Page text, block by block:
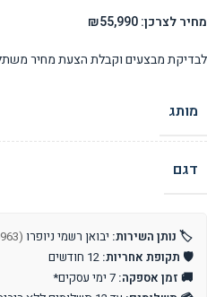
מחיר לצרכן: ₪55,990
לבדיקת מבצעים וקבלת הצעת מחיר
מותג
דגם
🏷️ נותן השירות: יבואן רשמי ניופרו (6963*)
🛡️ תקופת אחריות:
🚚 זמן אספקה: